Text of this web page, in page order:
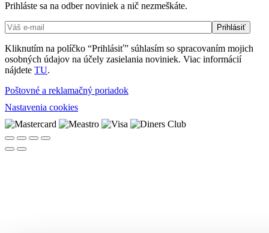
Prihláste sa na odber noviniek a nič nezmeškáte.
Kliknutím na políčko “Prihlásiť” súhlasím so spracovaním mojich
osobných údajov na účely zasielania noviniek. Viac informácií
nájdete TU.
Poštovné a reklamačný poriadok
Nastavenia cookies